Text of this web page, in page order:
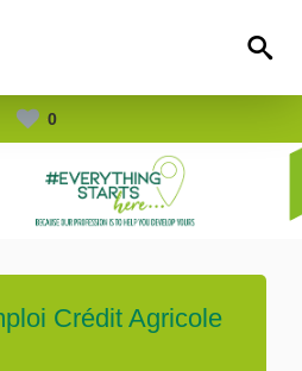
0
Crédit Agricole